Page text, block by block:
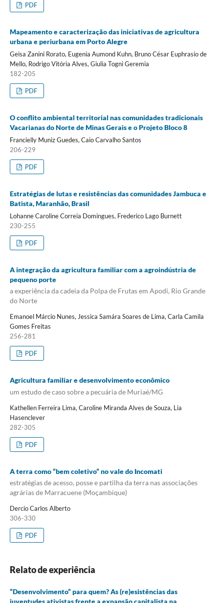
PDF
Mapeamento e caracterização das iniciativas de agricultura
urbana e periurbana em Porto Alegre
Geisa Zanini Rorato, Eugenia Aumond Kuhn, Bruno César Euphrasio de
Mello, Rodrigo Vitória Alves, Giulia Togni Geremia
182-205
PDF
O conflito ambiental territorial nas comunidades tradicionais
Vacarianas do Norte de Minas Gerais e o Projeto Bloco 8
Francielly Muniz Guedes, Caio Carvalho Santos
206-229
PDF
Estratégias de lutas e resistências das comunidades Jambuca e
Batista, Maranhão, Brasil
Lohanne Caroline Correia Domingues, Frederico Lago Burnett
230-255
PDF
A integração da agricultura familiar com a agroindústria de
pequeno porte
a experiência da cadeia da Polpa de Frutas em Apodi, Rio Grande
do Norte
Emanoel Márcio Nunes, Jessica Samára Soares de Lima, Carla Camila
Gomes Freitas
256-281
PDF
Agricultura familiar e desenvolvimento econômico
um estudo de caso sobre a pecuária de Muriaé/MG
Kathellen Ferreira Lima, Caroline Miranda Alves de Souza, Lia
Hasenclever
282-305
PDF
A terra como “bem coletivo” no vale do Incomati
estratégias de acesso, posse e partilha da terra nas associações
agrárias de Marracuene (Moçambique)
Dercio Carlos Alberto
306-330
PDF
Relato de experiência
“Desenvolvimento” para quem? As (re)esistências das
juventudes ativistas frente a expansão capitalista na